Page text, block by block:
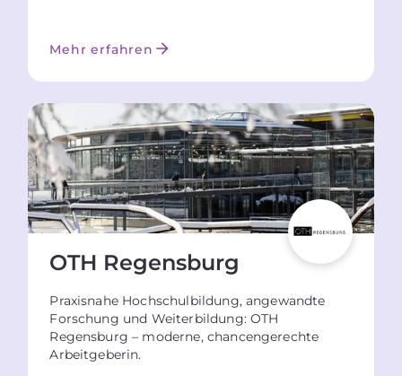
Mehr erfahren
OTH Regensburg
Praxisnahe Hochschulbildung, angewandte
Forschung und Weiterbildung: OTH
Regensburg – moderne, chancengerechte
Arbeitgeberin.